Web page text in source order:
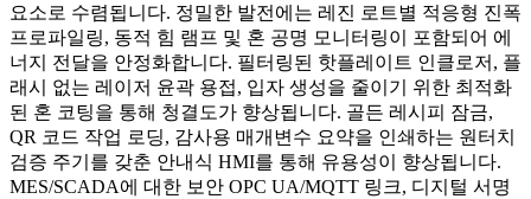
요소로 수렴됩니다. 정밀한 발전에는 레진 로트별 적응형 진폭
프로파일링, 동적 힘 램프 및 혼 공명 모니터링이 포함되어 에
너지 전달을 안정화합니다. 필터링된 핫플레이트 인클로저, 플
래시 없는 레이저 윤곽 용접, 입자 생성을 줄이기 위한 최적화
된 혼 코팅을 통해 청결도가 향상됩니다. 골든 레시피 잠금,
QR 코드 작업 로딩, 감사용 매개변수 요약을 인쇄하는 원터치
검증 주기를 갖춘 안내식 HMI를 통해 유용성이 향상됩니다.
MES/SCADA에 대한 보안 OPC UA/MQTT 링크, 디지털 서명